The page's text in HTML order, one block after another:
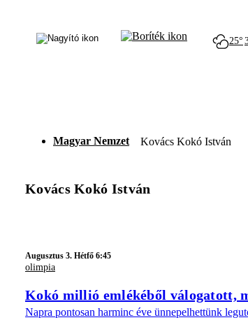
25°
Magyar Nemzet Kovács Kokó István
Kovács Kokó István
Augusztus 3. Hétfő 6:45
olimpia
Kokó millió emlékéből válogatott,
Napra pontosan harminc éve ünnepelhettünk